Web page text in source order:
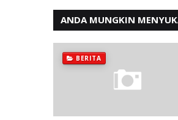
ANDA MUNGKIN
BERITA